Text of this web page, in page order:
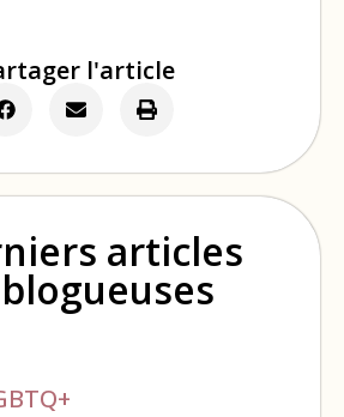
l'article
articles